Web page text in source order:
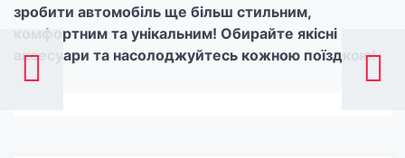
зробити автомобіль ще більш стильним,
комфортним та унікальним! Обирайте якісні
аксесуари та насолоджуйтесь кожною поїздкою!